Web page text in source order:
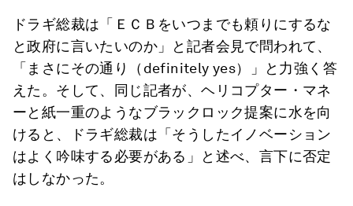
ドラギ総裁は「ＥＣＢをいつまでも頼りにするな
と政府に言いたいのか」と記者会見で問われて、
「まさにその通り（definitely yes）」と力強く答
えた。そして、同じ記者が、ヘリコプター・マネ
ーと紙一重のようなブラックロック提案に水を向
けると、ドラギ総裁は「そうしたイノベーション
はよく吟味する必要がある」と述べ、言下に否定
はしなかった。